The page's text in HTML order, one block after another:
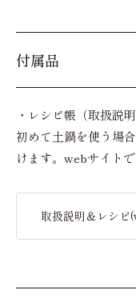
付属品
・レシピ帳（取扱説明
初めて土鍋を使う場
けます。webサイト
取扱説明＆レシピ